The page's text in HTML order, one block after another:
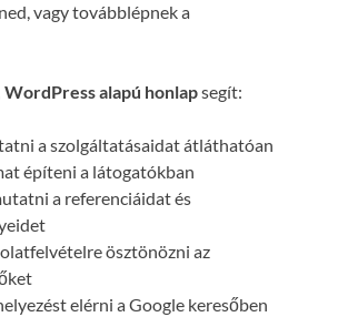
vagy továbblépnek a
alapú honlapsegít:
a szolgáltatásaidat átláthatóan
építeni a látogatókban
a referenciáidat és
ösztönözni az
elérni a Google keresőben